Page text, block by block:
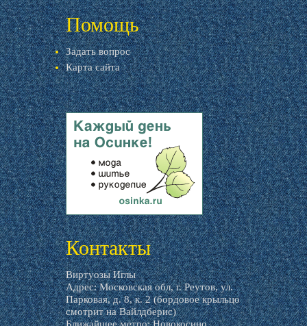
Помощь
Задать вопрос
Карта сайта
livemaster.ru
Контакты
Виртуозы Иглы
Адрес: Московская обл, г. Реутов, ул.
Парковая, д. 8, к. 2 (бордовое крыльцо
смотрит на Вайлдберис)